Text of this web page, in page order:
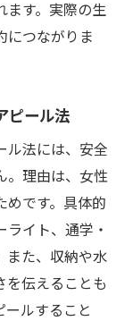
ます。実際の生
につながりま
ピール法
ル法には、安全
。理由は、女性
めです。具体的
イト、通学・
また、収納や水
を伝えることも
ルすること